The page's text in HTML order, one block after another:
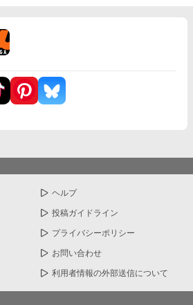
ヘルプ
投稿ガイドライン
プライバシーポリシー
お問い合わせ
利用者情報の外部送信について